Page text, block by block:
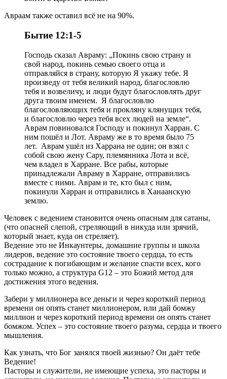
Авраам также оставил всё не на 90%.
Бытие 12:1-5
Господь сказал Авраму: „Покинь свою страну и
свой народ, покинь семью своего отца и
отправляйся в страну, которую Я укажу тебе. Я
произведу от тебя великий народ, благословлю
тебя и возвеличу, и люди будут благословлять друг
друга твоим именем. Я благословлю
благословляющих тебя и прокляну клянущих тебя,
и благословлю через тебя всех людей на земле“.
Аврам повиновался Господу и покинул Харран. С
ним пошёл и Лот. Авраму же в то время было 75
лет. Аврам ушёл из Харрана не один; он взял с
собой свою жену Сару, племянника Лота и всё,
чем владел в Харране. Все рабы, которые
принадлежали Авраму в Харране, отправились
вместе с ними. Аврам и те, кто был с ним,
покинули Харран и отправились в Ханаанскую
землю.
Человек с ведением становится очень опасным для сатаны,
(что опасней слепой, стреляющий в никуда или зрячий,
который знает, куда он стреляет).
Ведение это не Инкаунтеры, домашние группы и школа
лидеров, ведение это состояние твоего сердца, то есть
сострадание к погибающим и желание спасти всех, кого
только можно, а структура G12 – это Божий метод для
достижения этого ведения.
Забери у миллионера все деньги и через короткий период
времени он опять станет миллионером, или дай бомжу
миллион и через короткий период времени он опять станет
бомжом. Успех – это состояние твоего разума, сердца и твоего
мышления.
Как узнать, что Бог занялся твоей жизнью? Он даёт тебе
Ведение!
Пасторы и служители, не имеющие успеха, это пасторы и